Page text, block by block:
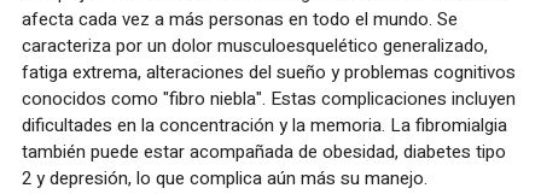
afecta cada vez a más personas en todo el mundo. Se
caracteriza por un dolor musculoesquelético generalizado,
fatiga extrema, alteraciones del sueño y problemas cognitivos
conocidos como "fibro niebla". Estas complicaciones incluyen
dificultades en la concentración y la memoria. La fibromialgia
también puede estar acompañada de obesidad, diabetes tipo
2 y depresión, lo que complica aún más su manejo.